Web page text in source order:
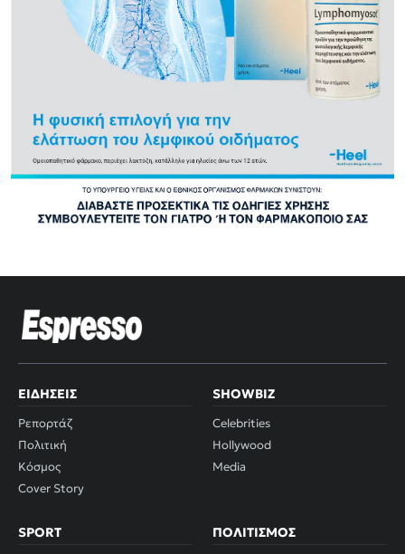
ΕΙΔΉΣΕΙΣ
Ρεπορτάζ
Πολιτική
Κόσμος
Cover Story
SHOWBIZ
Celebrities
Hollywood
Media
SPORT ΠΟΛΙΤΙΣΜΌΣ